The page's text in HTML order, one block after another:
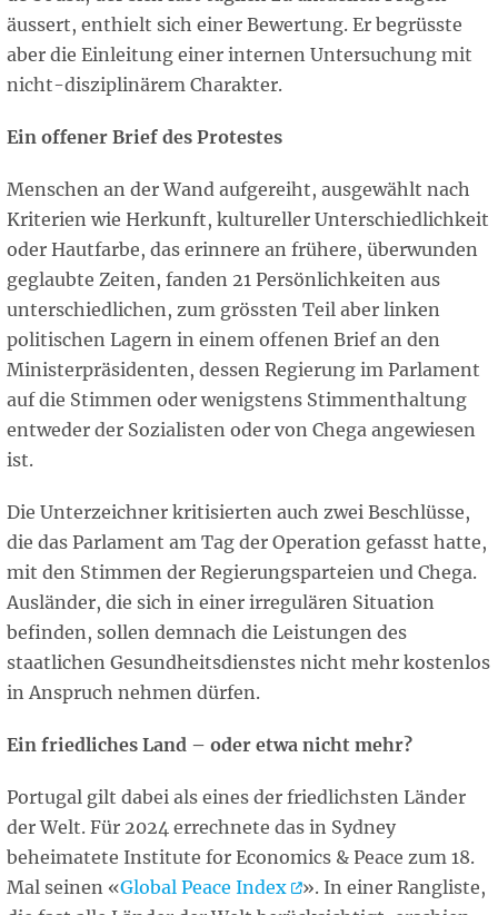
äussert, enthielt sich einer Bewertung. Er begrüsste
aber die Einleitung einer internen Untersuchung mit
nicht-disziplinärem Charakter.
Ein offener Brief des Protestes
Menschen an der Wand aufgereiht, ausgewählt nach
Kriterien wie Herkunft, kultureller Unterschiedlichkeit
oder Hautfarbe, das erinnere an frühere, überwunden
geglaubte Zeiten, fanden 21 Persönlichkeiten aus
unterschiedlichen, zum grössten Teil aber linken
politischen Lagern in einem offenen Brief an den
Ministerpräsidenten, dessen Regierung im Parlament
auf die Stimmen oder wenigstens Stimmenthaltung
entweder der Sozialisten oder von Chega angewiesen
ist.
Die Unterzeichner kritisierten auch zwei Beschlüsse,
die das Parlament am Tag der Operation gefasst hatte,
mit den Stimmen der Regierungsparteien und Chega.
Ausländer, die sich in einer irregulären Situation
befinden, sollen demnach die Leistungen des
staatlichen Gesundheitsdienstes nicht mehr kostenlos
in Anspruch nehmen dürfen.
Ein friedliches Land – oder etwa nicht mehr?
Portugal gilt dabei als eines der friedlichsten Länder
der Welt. Für 2024 errechnete das in Sydney
beheimatete Institute for Economics & Peace zum 18.
Mal seinen «Global Peace Index
». In einer Rangliste,